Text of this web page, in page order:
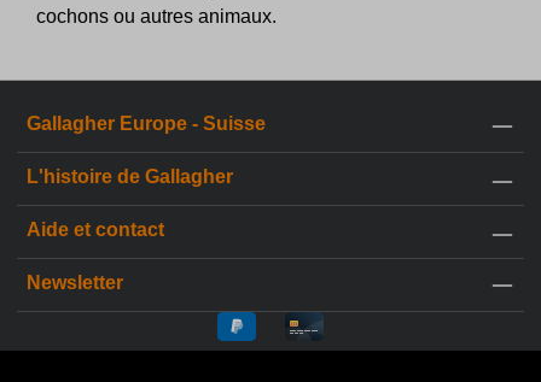
cochons ou autres animaux.
Gallagher Europe - Suisse
L'histoire de Gallagher
Aide et contact
Newsletter